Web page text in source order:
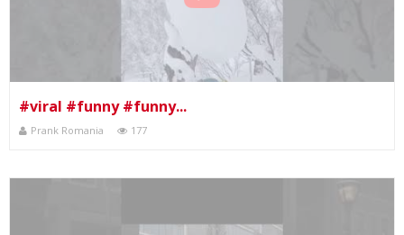
#viral #funny #funny...
Prank Romania 177